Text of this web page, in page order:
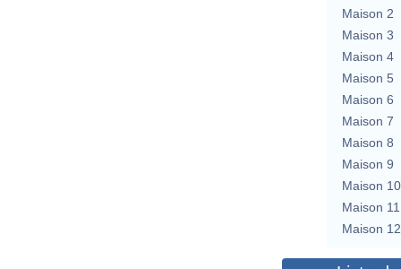
Maison 2
Maison 3
Maison 4
Maison 5
Maison 6
Maison 7
Maison 8
Maison 9
Maison 10
Maison 11
Maison 12